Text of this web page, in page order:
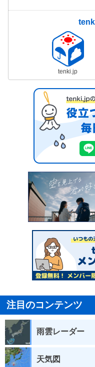
tenki.jp
注目のコンテンツ
雨雲レーダー
天気図